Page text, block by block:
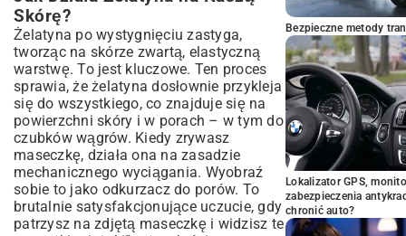
Skórę?
Żelatyna po wystygnięciu zastyga,
tworząc na skórze zwartą, elastyczną
warstwę. To jest kluczowe. Ten proces
sprawia, że żelatyna dosłownie przykleja
się do wszystkiego, co znajduje się na
powierzchni skóry i w porach – w tym do
czubków wągrów. Kiedy zrywasz
maseczkę, działa ona na zasadzie
mechanicznego wyciągania. Wyobraź
sobie to jako odkurzacz do porów. To
brutalnie satysfakcjonujące uczucie, gdy
patrzysz na zdjętą maseczkę i widzisz te
Bezpieczne metody
Lokalizator GPS,
zabezpieczenia
chronić auto?